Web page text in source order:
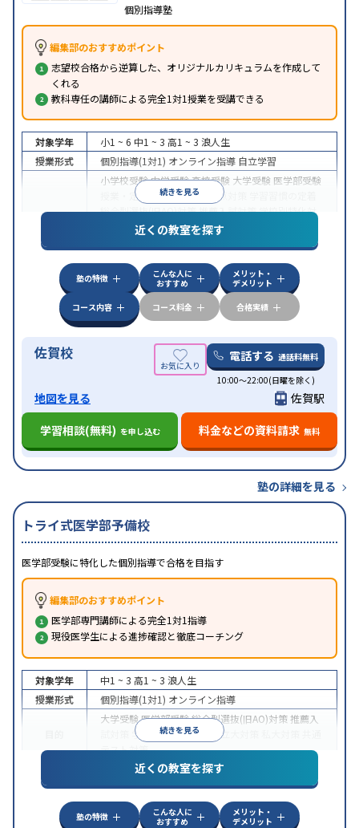
個別指導塾
編集部のおすすめポイント
志望校合格から逆算した、オリジナルカリキュラムを作成して
くれる
教科専任の講師による完全1対1授業を受講できる
続きを見る
対象学年 小1 ~ 6 中1 ~ 3 高1 ~ 3 浪人生
授業形式
個別指導(1対1) オンライン指導 自立学習
小学校受験中学受験高校受験 大学受験 医学部受験
授業・定期テスト対策
内申点対策
総合型選抜(旧AO)対策推薦入試対策学校別特化対
国公立大対策私大対策 共通テスト対策
特徴
中高一貫校生に対応授業の振替可能 学習にPC・タ
ブレットを利用オンライン対応1科目から受講可能
季節講習のみの受講可 発達障害の子どもに対応
習室あり
近くの教室を探す
塾の特徴
こんな人に
おすすめ
メリット・
デメリット
コース内容
コース料金 合格実績
佐賀校 電話する 通話料無料
10:00～22:00(日曜を除く)
地図を見る
佐賀駅
学習相談(無料) を申し込む 料金などの資料請求 無料
塾の詳細を見る
トライ式医学部予備校
医学部受験に特化した個別指導で合格を目指す
編集部のおすすめポイント
医学部専門講師による完全1対1指導
現役医学生による進捗確認と徹底コーチング
続きを見る
対象学年 中1 ~ 3 高1 ~ 3 浪人生
授業形式
個別指導(1対1) オンライン指導
大学受験医学部受験総合型選抜(旧AO)対策推薦入
学校別特化対策 国公立大対策
テスト対策
特徴
中高一貫校生に対応授業の振替可能
オンライン対応1科目から受講可能季節講習の
みの受講可
自習室あり
近くの教室を探す
塾の特徴
こんな人に
おすすめ
メリット・
デメリット